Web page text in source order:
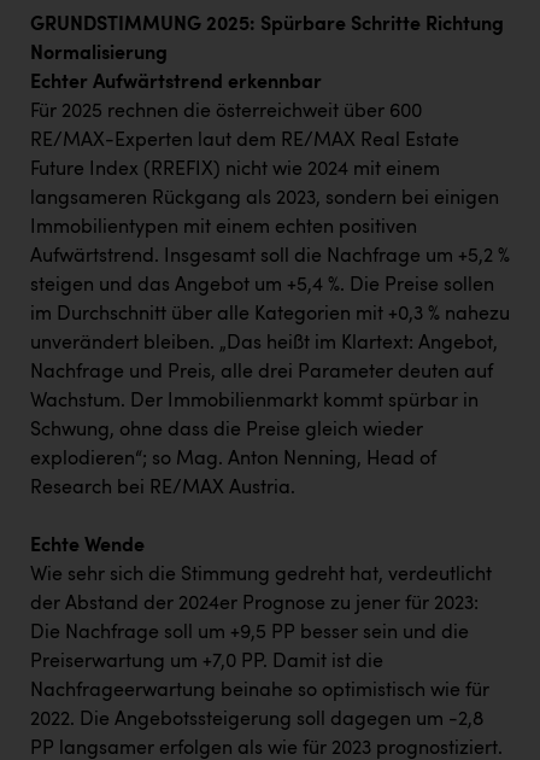
GRUNDSTIMMUNG 2025: Spürbare Schritte Richtung
Normalisierung
Echter Aufwärtstrend erkennbar
Für 2025 rechnen die österreichweit über 600
RE/MAX-Experten laut dem RE/MAX Real Estate
Future Index (RREFIX) nicht wie 2024 mit einem
langsameren Rückgang als 2023, sondern bei einigen
Immobilientypen mit einem echten positiven
Aufwärtstrend. Insgesamt soll die Nachfrage um +5,2 %
steigen und das Angebot um +5,4 %. Die Preise sollen
im Durchschnitt über alle Kategorien mit +0,3 % nahezu
unverändert bleiben. „Das heißt im Klartext: Angebot,
Nachfrage und Preis, alle drei Parameter deuten auf
Wachstum. Der Immobilienmarkt kommt spürbar in
Schwung, ohne dass die Preise gleich wieder
explodieren“; so Mag. Anton Nenning, Head of
Research bei RE/MAX Austria.
Echte Wende
Wie sehr sich die Stimmung gedreht hat, verdeutlicht
der Abstand der 2024er Prognose zu jener für 2023:
Die Nachfrage soll um +9,5 PP besser sein und die
Preiserwartung um +7,0 PP. Damit ist die
Nachfrageerwartung beinahe so optimistisch wie für
2022. Die Angebotssteigerung soll dagegen um -2,8
PP langsamer erfolgen als wie für 2023 prognostiziert.